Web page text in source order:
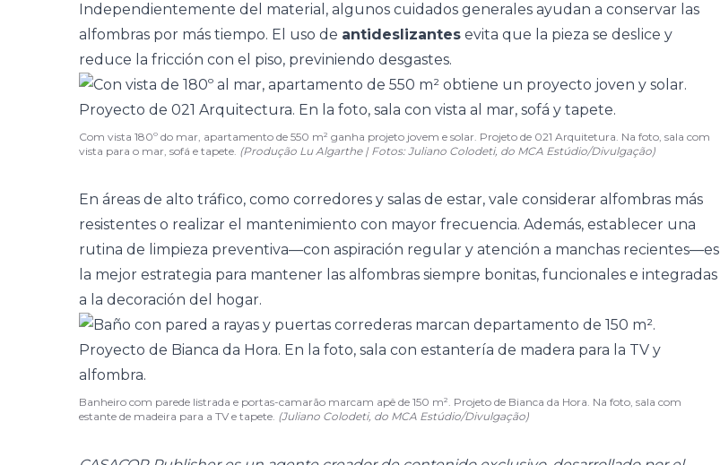
Independientemente del material, algunos cuidados generales ayudan a conservar las
alfombras por más tiempo. El uso de antideslizantes evita que la pieza se deslice y
reduce la fricción con el piso, previniendo desgastes.
Com vista 180º do mar, apartamento de 550 m² ganha projeto jovem e solar. Projeto de 021 Arquitetura. Na foto, sala com
vista para o mar, sofá e tapete. (Produção Lu Algarthe | Fotos: Juliano Colodeti, do MCA Estúdio/Divulgação)
En áreas de alto tráfico, como corredores y salas de estar, vale considerar alfombras más
resistentes o realizar el mantenimiento con mayor frecuencia. Además, establecer una
rutina de limpieza preventiva—con aspiración regular y atención a manchas recientes—es
la mejor estrategia para mantener las alfombras siempre bonitas, funcionales e integradas
a la decoración del hogar.
Banheiro com parede listrada e portas-camarão marcam apê de 150 m². Projeto de Bianca da Hora. Na foto, sala com
estante de madeira para a TV e tapete. (Juliano Colodeti, do MCA Estúdio/Divulgação)